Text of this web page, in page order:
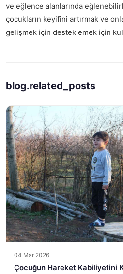
ve eğlence alanlarında
çocukların keyifini artırmak ve
gelişmek için desteklemek için
blog.related_posts
04 Mar 2026
Çocuğun Hareket Kabiliyetini